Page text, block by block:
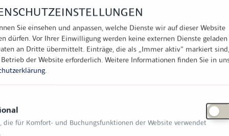
Sie einsehen und anpassen, welche Dienste wir auf dieser Website
dürfen. Vor Ihrer Einwilligung werden keine externen Dienste
an Dritte übermittelt. Einträge, die als „Immer aktiv" markiert
der Website erforderlich. Weitere Informationen finden Sie in
.
die für Komfort- und Buchungsfunktionen der Website verwendet